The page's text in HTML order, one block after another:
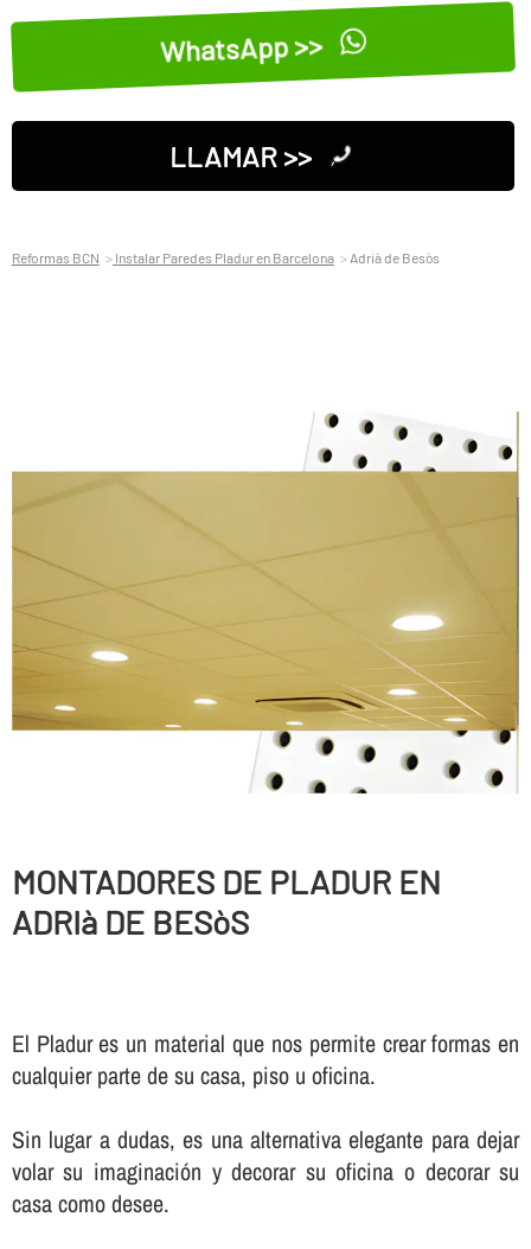
WhatsApp >>
LLAMAR >>
Reformas BCN Instalar Paredes Pladur en Barcelona Adrià de Besòs
MONTADORES DE PLADUR EN
ADRIà DE BESòS
El Pladur es un material que nos permite crear formas en
cualquier parte de su casa, piso u oficina.
Sin lugar a dudas, es una alternativa elegante para dejar
volar su imaginación y decorar su oficina o decorar su
casa como desee.